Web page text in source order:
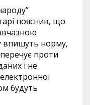
пояснив, що
впишуть норму,
проти
і не
будуть